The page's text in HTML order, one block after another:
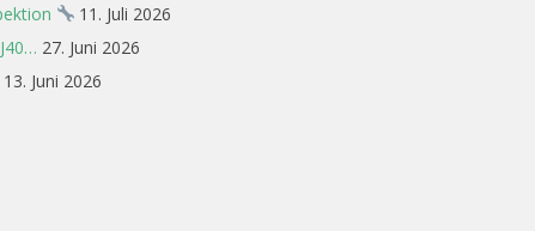
11. Juli 2026
27. Juni 2026
13. Juni 2026